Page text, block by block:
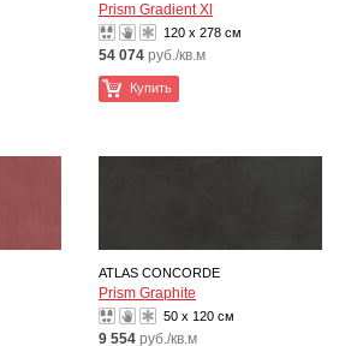
Prism Gradient Xl
120 x 278 см
54 074 руб./кв.м
Купить
ATLAS CONCORDE
Prism Graphite
50 x 120 см
9 554 руб./кв.м